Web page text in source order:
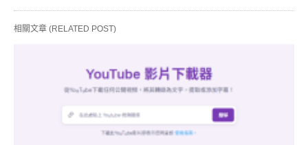
相關文章 (RELATED POST)